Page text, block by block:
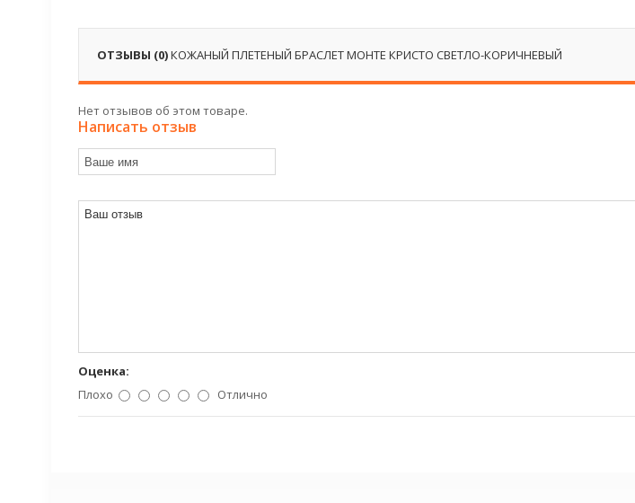
ОТЗЫВЫ (0)КОЖАНЫЙ ПЛЕТЕНЫЙ БРАСЛЕТ МОНТЕ КРИСТО СВЕТЛО-КОРИЧНЕВЫЙ
Нет отзывов об этом товаре.
Написать отзыв
Оценка:
Плохо
Отлично